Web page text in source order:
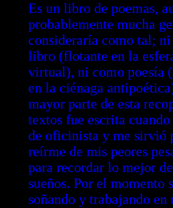
Es un libro de poemas,
probablemente mucha
consideraría como tal;
libro (flotante en la
virtual), ni como poesía
en la ciénaga
mayor parte de esta
textos fue escrita cuando
de oficinista y me sirvió
reírme de mis peores
para recordar lo mejor
sueños. Por el momento
soñando y trabajando en